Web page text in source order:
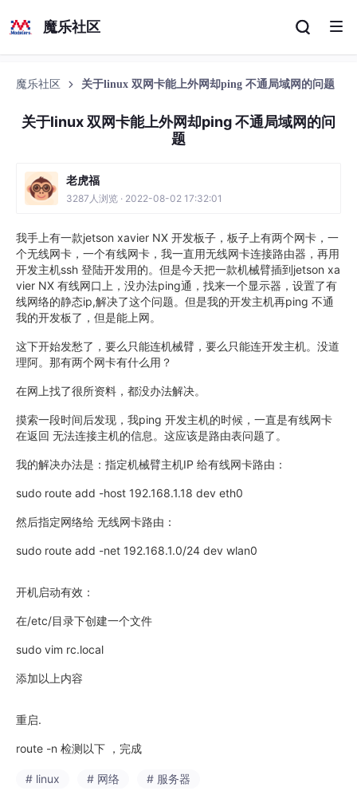
魔乐社区
魔乐社区 关于linux 双网卡能上外网却ping 不通局域网的问题
关于linux 双网卡能上外网却ping 不通局域网的问
题
老虎福
3287人浏览 · 2022-08-02 17:32:01
我手上有一款jetson xavier NX 开发板子，板子上有两个网卡，一
个无线网卡，一个有线网卡，我一直用无线网卡连接路由器，再用
开发主机ssh 登陆开发用的。但是今天把一款机械臂插到jetson xa
vier NX 有线网口上，没办法ping通，找来一个显示器，设置了有
线网络的静态ip,解决了这个问题。但是我的开发主机再ping 不通
我的开发板了，但是能上网。
这下开始发愁了，要么只能连机械臂，要么只能连开发主机。没道
理阿。那有两个网卡有什么用？
在网上找了很所资料，都没办法解决。
摸索一段时间后发现，我ping 开发主机的时候，一直是有线网卡
在返回 无法连接主机的信息。这应该是路由表问题了。
我的解决办法是：指定机械臂主机IP 给有线网卡路由：
sudo route add -host 192.168.1.18 dev eth0
然后指定网络给 无线网卡路由：
sudo route add -net 192.168.1.0/24 dev wlan0
开机启动有效：
在/etc/目录下创建一个文件
sudo vim rc.local
添加以上内容
重启.
route -n 检测以下 ，完成
# linux # 网络 # 服务器